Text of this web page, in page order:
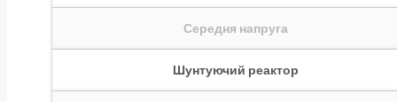
Середня напруга
Шунтуючий реактор